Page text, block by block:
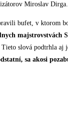
Miroslav Dirga.
bufet, v ktorom
majstrovstvách
slová podtrhla aj
sa akosi